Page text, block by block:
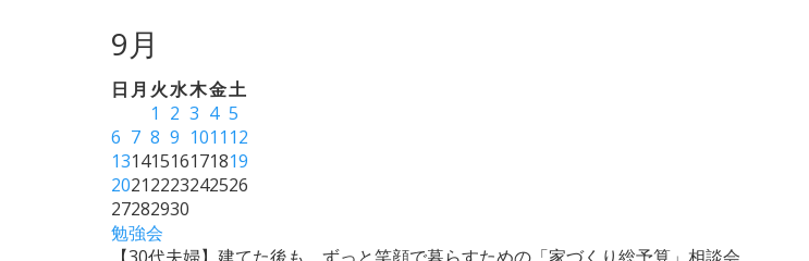
9月
日 月 火水木金土
1 2 3 4 5
6 7 8 9 1011 12
13141516171819
20212223242526
27282930
勉強会